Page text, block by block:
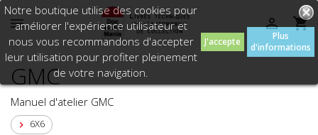
 

Notre boutique utilise des cookies pour
améliorer l'expérience utilisateur et
nous vous recommandons d'accepter
leur utilisation pour profiter pleinement
de votre navigation.
J'accepte
Plus
d'informations
GMC
Manuel d'atelier GMC
 6X6